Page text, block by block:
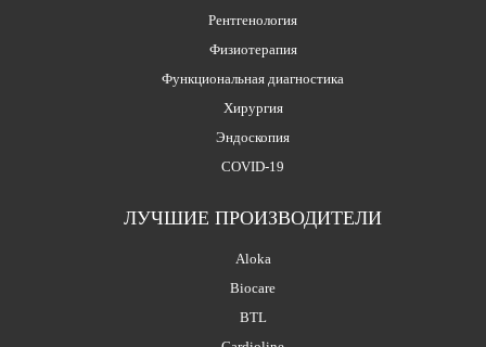
Рентгенология
Физиотерапия
Функциональная диагностика
Хирургия
Эндоскопия
COVID-19
ЛУЧШИЕ ПРОИЗВОДИТЕЛИ
Aloka
Biocare
BTL